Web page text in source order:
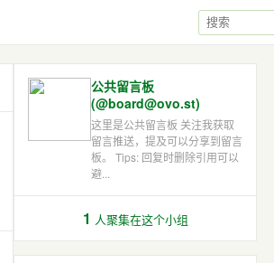
公共留言板
(@board@ovo.st)
这里是公共留言板 关注我获取
留言推送，提及可以分享到留言
板。 Tips: 回复时删除引用可以
避...
1 人聚集在这个小组